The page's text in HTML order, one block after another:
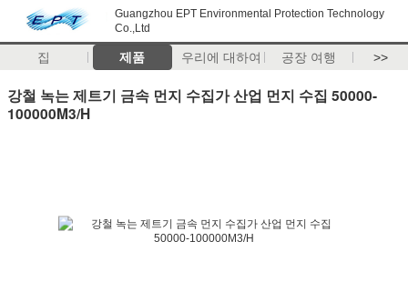
Guangzhou EPT Environmental Protection Technology
Co.,Ltd
집 제품 우리에 대하여 공장 여행 >>
강철 녹는 제트기 금속 먼지 수집가 산업 먼지 수집 50000-
100000M3/H